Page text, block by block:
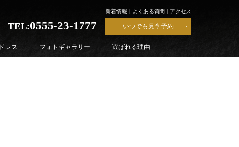
アクセス
よくある質問
新着情報
TEL:0555-23-1777 いつでも見学予約
ドレス フォトギャラリー 選ばれる理由